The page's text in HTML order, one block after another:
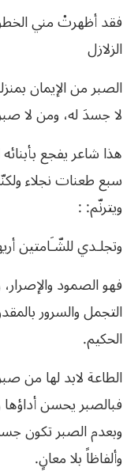
فقدأظهرتْمني
الزلازل
الصبرمنالإيمان
لاجسدَله، ومنلا
هذاشاعريفجعبأبنائه
سبعطعناتنجلاء
ويترنّم::
وتجلـديللشّـَامتين
فهوالصمودوالإصرار،
التجملوالسرور
الحكيم.
الطاعةلابدلهامن
فبالصبريحسنأداؤها
وبعدمالصبرتكون
وألفاظاًبلامعانٍ.